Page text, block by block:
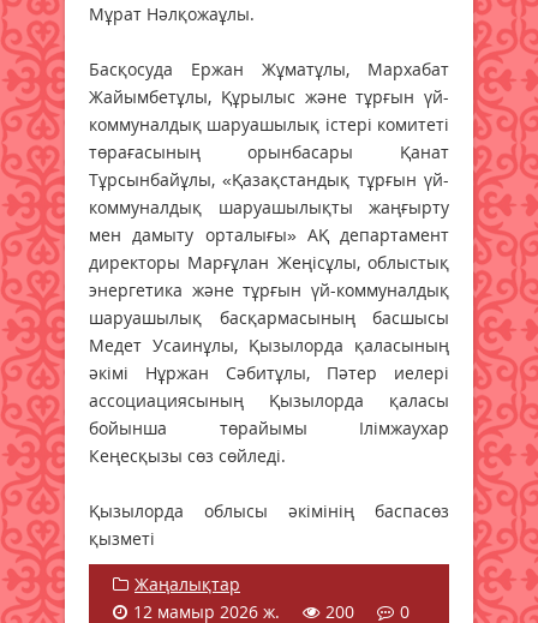
Мұрат Нәлқожаұлы.
Басқосуда Ержан Жұматұлы, Мархабат
Жайымбетұлы, Құрылыс және тұрғын үй-
коммуналдық шаруашылық істері комитеті
төрағасының орынбасары Қанат
Тұрсынбайұлы, «Қазақстандық тұрғын үй-
коммуналдық шаруашылықты жаңғырту
мен дамыту орталығы» АҚ департамент
директоры Марғұлан Жеңісұлы, облыстық
энергетика және тұрғын үй-коммуналдық
шаруашылық басқармасының басшысы
Медет Усаинұлы, Қызылорда қаласының
әкімі Нұржан Сәбитұлы, Пәтер иелері
ассоциациясының Қызылорда қаласы
бойынша төрайымы Ілімжаухар
Кеңесқызы сөз сөйледі.
Қызылорда облысы әкімінің баспасөз
қызметі
Жаңалықтар
12 мамыр 2026 ж.
200 0